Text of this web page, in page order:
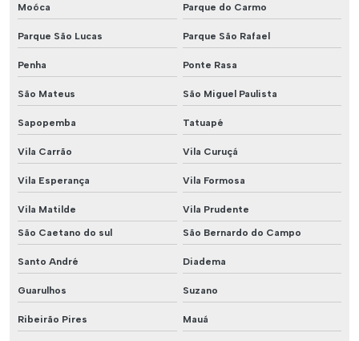
Moóca Parque do Carmo
Parque São Lucas Parque São Rafael
Penha Ponte Rasa
São Mateus São Miguel Paulista
Sapopemba Tatuapé
Vila Carrão Vila Curuçá
Vila Esperança Vila Formosa
Vila Matilde Vila Prudente
São Caetano do sul São Bernardo do Campo
Santo André Diadema
Guarulhos Suzano
Ribeirão Pires Mauá